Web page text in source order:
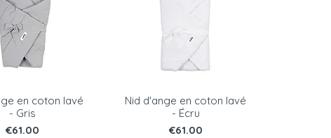
en coton lavé
- Gris
Price
€61.00
Nid d'ange en coton lavé
- Écru
Price
€61.00